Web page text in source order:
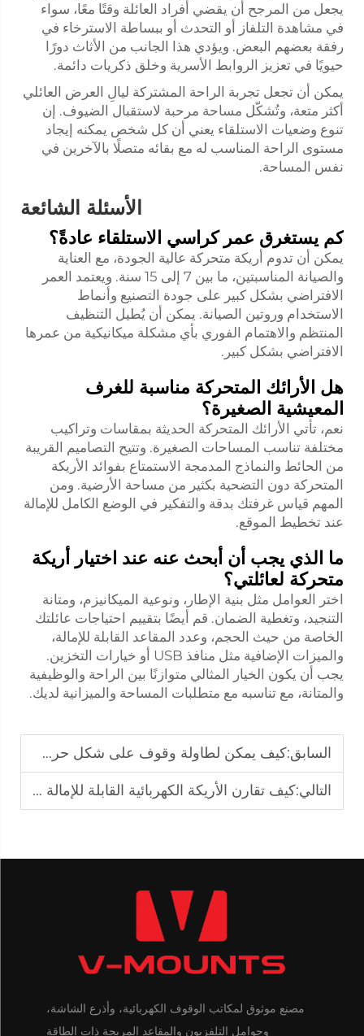
يجعل من المرجح أن يقضي أفراد العائلة وقتًا معًا، سواء
في مشاهدة التلفاز أو التحدث أو ببساطة الاسترخاء في
رفقة بعضهم البعض. ويؤدي هذا الجانب من الأثاث دورًا
حيويًا في تعزيز الروابط الأسرية وخلق ذكريات دائمة.
يمكن أن تجعل تجربة الراحة المشتركة ليالِ العرض العائلي
أكثر متعة، وتُشكّل مساحة مرحبة لاستقبال الضيوف. إن
تنوع وضعيات الاستلقاء يعني أن كل شخص يمكنه إيجاد
مستوى الراحة المناسب له مع بقائه متصلًا بالآخرين في
نفس المساحة.
الأسئلة الشائعة
كم يستغرق عمر كراسي الاستلقاء عادةً؟
يمكن أن تدوم أريكة متحركة عالية الجودة، مع العناية
والصيانة المناسبتين، ما بين 7 إلى 15 سنة. ويعتمد العمر
الافتراضي بشكل كبير على جودة التصنيع وأنماط
الاستخدام وروتين الصيانة. يمكن أن يُطيل التنظيف
المنتظم والاهتمام الفوري بأي مشكلة ميكانيكية من عمرها
الافتراضي بشكل كبير.
هل الأرائك المتحركة مناسبة للغرف
المعيشية الصغيرة؟
نعم، تأتي الأرائك المتحركة الحديثة بمقاسات وتراكيب
مختلفة تناسب المساحات الصغيرة. وتتيح التصاميم القريبة
من الحائط والنماذج المدمجة الاستمتاع بفوائد الأريكة
المتحركة دون التضحية بكثير من مساحة الأرضية. ومن
المهم قياس غرفتك بدقة والتفكير في الوضع الكامل للإمالة
عند تخطيط الموقع.
ما الذي يجب أن أبحث عنه عند اختيار أريكة
متحركة لعائلتي؟
اختر العوامل مثل بنية الإطار، ونوعية الميكانيزم، ومتانة
التنجيد، وتغطية الضمان. قم أيضًا بتقييم احتياجات عائلتك
الخاصة من حيث الحجم، وعدد المقاعد القابلة للإمالة،
والميزات الإضافية مثل منافذ USB أو خيارات التخزين.
يجب أن يكون الخيار المثالي متوازنًا بين الراحة والوظيفية
والمتانة، مع تناسبه مع متطلبات المساحة والميزانية لديك.
السابق:كيف يمكن لطاولة وقوف على شكل حرف L تحسين كفاءة سير العمل؟
التالي:كيف تقارن الأريكة الكهربائية القابلة للإمالة بالأرائك اليدوية؟
مصنع موثوق لمكاتب الوقوف الكهربائية، وأذرع الشاشة،
وحوامل التلفزيون والمقاعد المريحة ذات الطاقة